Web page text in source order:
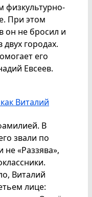
физкультурно-
При этом
он не бросил и
городах.
его
Евсеев.
Виталий
В
звали по
не «Раззява»,
Виталий
лице: